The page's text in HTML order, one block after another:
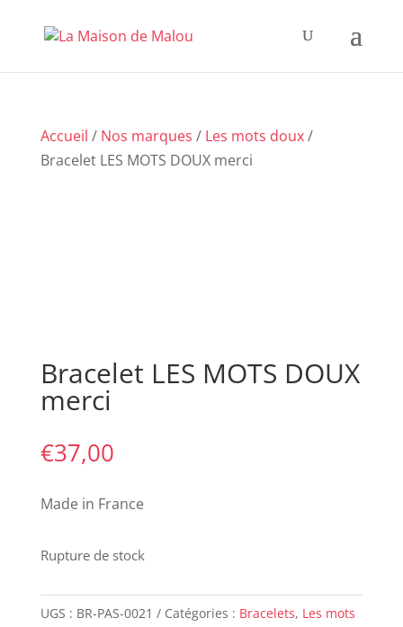
Accueil / Nos marques / Les mots doux/
Bracelet LES MOTS DOUX merci
Bracelet LES MOTS DOUX
merci
€37,00
Made in France
Rupture de stock
UGS : BR-PAS-0021 Catégories : Bracelets, Les mots